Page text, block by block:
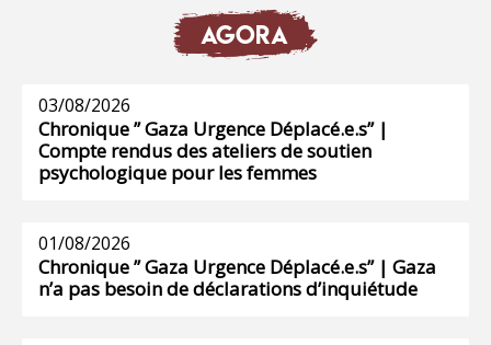
AGORA
03/08/2026
Chronique ” Gaza Urgence Déplacé.e.s” |
Compte rendus des ateliers de soutien
psychologique pour les femmes
01/08/2026
Chronique ” Gaza Urgence Déplacé.e.s” | Gaza
n’a pas besoin de déclarations d’inquiétude